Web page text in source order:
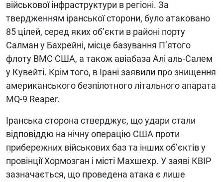
військової інфраструктури в регіоні. За
твердженням іранської сторони, було атаковано
85 цілей, серед яких об’єкти в районі порту
Салман у Бахрейні, місце базування П’ятого
флоту ВМС США, а також авіабаза Алі аль-Салем
у Кувейті. Крім того, в Ірані заявили про знищення
американського безпілотного літального апарата
MQ-9 Reaper.
Іранська сторона стверджує, що удари стали
відповіддю на нічну операцію США проти
прибережних військових баз та інших об’єктів у
провінції Хормозган і місті Махшехр. У заяві КВІР
зазначається, що проведена атака є лише